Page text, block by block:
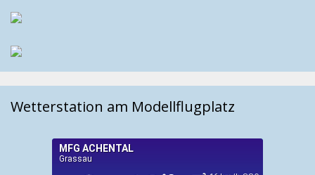
Wetterstation am Modellflugplatz